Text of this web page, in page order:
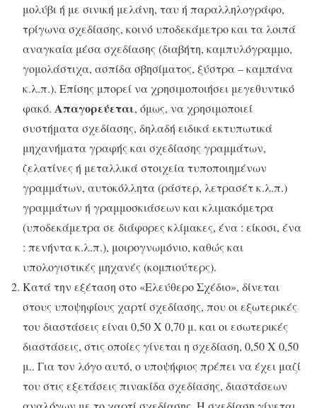
μολύβι ή με σινική μελάνη, ταυ ή παραλληλογράφο,
τρίγωνα σχεδίασης, κοινό υποδεκάμετρο και τα λοιπά
αναγκαία μέσα σχεδίασης (διαβήτη, καμπυλόγραμμο,
γομολάστιχα, ασπίδα σβησίματος, ξύστρα – καμπάνα
κ.λ.π.). Επίσης μπορεί να χρησιμοποιήσει μεγεθυντικό
φακό. Απαγορεύεται, όμως, να χρησιμοποιεί
συστήματα σχεδίασης, δηλαδή ειδικά εκτυπωτικά
μηχανήματα γραφής και σχεδίασης γραμμάτων,
ζελατίνες ή μεταλλικά στοιχεία τυποποιημένων
γραμμάτων, αυτοκόλλητα (ράστερ, λετρασέτ κ.λ.π.)
γραμμάτων ή γραμμοσκιάσεων και κλιμακόμετρα
(υποδεκάμετρα σε διάφορες κλίμακες, ένα : είκοσι, ένα
: πενήντα κ.λ.π.), μοιρογνωμόνιο, καθώς και
υπολογιστικές μηχανές (κομπιούτερς).
Κατά την εξέταση στο «Ελεύθερο Σχέδιο», δίνεται
στους υποψηφίους χαρτί σχεδίασης, που οι εξωτερικές
του διαστάσεις είναι 0,50 Χ 0,70 μ. και οι εσωτερικές
διαστάσεις, στις οποίες γίνεται η σχεδίαση, 0,50 Χ 0,50
μ.. Για τον λόγο αυτό, ο υποψήφιος πρέπει να έχει μαζί
του στις εξετάσεις πινακίδα σχεδίασης, διαστάσεων